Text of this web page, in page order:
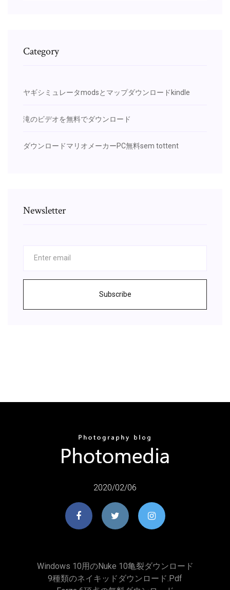
Category
ヤギシミュレータmodsとマップダウンロードkindle
滝のビデオを無料でダウンロード
ダウンロードマリオメーカーPC無料sem tottent
Newsletter
Subscribe
2020/02/06
Windows 10用のNuke 10亀裂ダウンロード
9種類のネイキッドダウンロード.pdf